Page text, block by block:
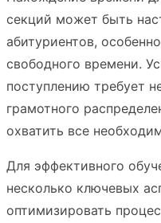
секций может быть
абитуриентов,
свободного времени.
поступлению требует
грамотного
охватить все
Для эффективного
несколько ключевых
оптимизировать